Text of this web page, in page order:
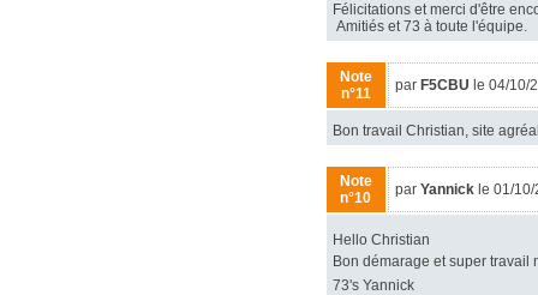
Félicitations et merci d'être
Amitiés et 73 à toute l'équipe.
Note
n°11
par F5CBU le 04/10/
Bon travail Christian, site
Note
n°10
par Yannickle 01/10/
Hello Christian
Bon démarage et super travail
73's Yannick